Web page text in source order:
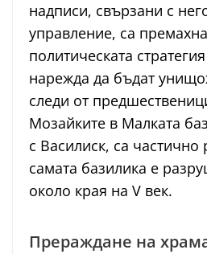
надписи, свързани с
управление, са
политическата
нарежда да бъдат
следи от
Мозайките в Малката
с Василиск, са
самата базилика е
около края на V век.
Прераждане на